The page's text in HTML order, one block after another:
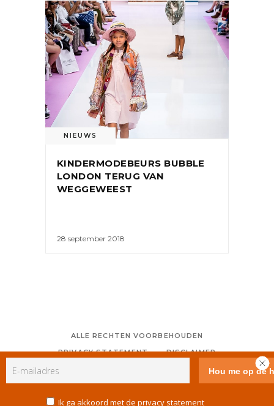
NIEUWS
KINDERMODEBEURS BUBBLE
LONDON TERUG VAN
WEGGEWEEST
28 september 2018
ALLE RECHTEN VOORBEHOUDEN
PRIVACY STATEMENT
DISCLAIMER
GEBRUIKERSVOORWAARDEN
COOKIE POLICY (EU)
Ik ga akkoord met de privacy statement